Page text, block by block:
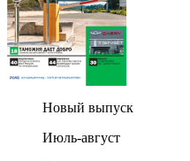
Новый выпуск
Июль-август